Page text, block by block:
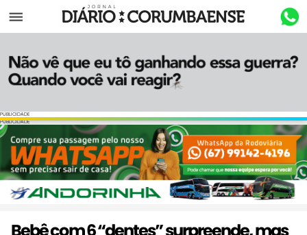
Menu
PUBLICIDADE
PUBLICIDADE
Bebê com 6 “dentes” surpreende, mas